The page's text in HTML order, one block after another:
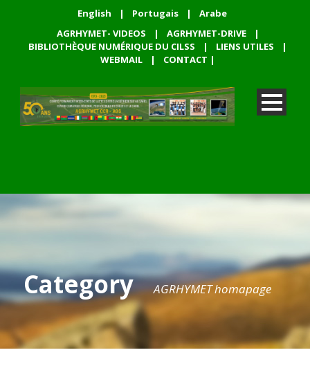
English | Portugais |
Arabe
AGRHYMET- VIDEOS
| AGRHYMET-DRIVE
|
BIBLIOTHÈQUE NUMÉRIQUE DU CILSS
| LIENS UTILES
|
WEBMAIL
| CONTACT |
Category AGRHYMET homapage